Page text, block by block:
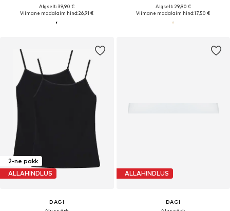
Algselt: 39,90 €
Viimane madalaim hind:26,91 €
Algselt: 29,90 €
Viimane madalaim hind:17,50 €
2-ne pakk
ALLAHINDLUS
DAGI
ALLAHINDLUS
DAGI